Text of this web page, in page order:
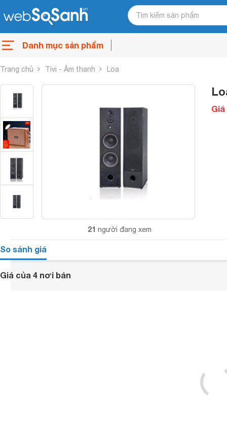
Danh mục sản phẩm
Trang chủ Tivi - Âm thanh Loa
21 người đang xem
Giá
So sánh giá
Giá của 4 nơi bán